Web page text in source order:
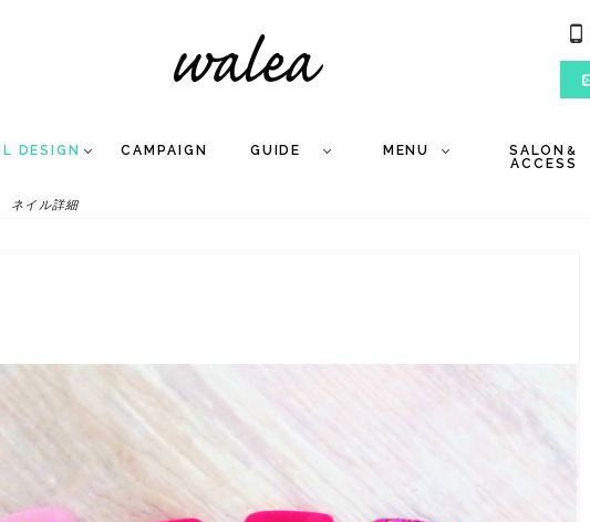
DESIGN CAMPAIGN GUIDE MENU SALON &
ACCESS
ネイル詳細